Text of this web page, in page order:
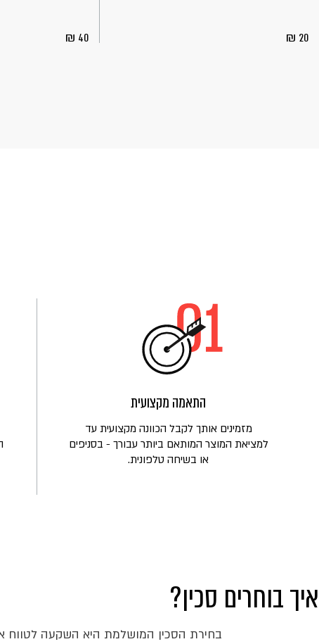
20
40
התאמה מקצועית
מזמינים אותך לקבל הכוונה מקצועית עד
למציאת המוצר המותאם ביותר עבורך - בסניפים
או בשיחה טלפונית.
איך בוחרים סכין?
בחירת הסכין המושלמת היא השקעה לטווח